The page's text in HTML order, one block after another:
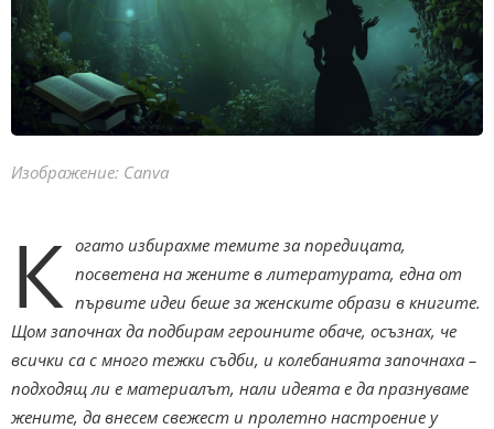
Изображение: Canva
К огато избирахме темите за поредицата,
посветена на жените в литературата, една от
първите идеи беше за женските образи в книгите.
Щом започнах да подбирам героините обаче, осъзнах, че
всички са с много тежки съдби, и колебанията започнаха –
подходящ ли е материалът, нали идеята е да празнуваме
жените, да внесем свежест и пролетно настроение у